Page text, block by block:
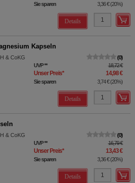
Sie sparen 3,36 €(20%)
Details
Kapseln
& CoKG
0
UVP** 18,72 €
Unser Preis* 14,98 €
Sie sparen 3,74 €(20%)
Details
& CoKG
0
UVP** 16,79 €
Unser Preis* 13,43 €
Sie sparen 3,36 €(20%)
Details